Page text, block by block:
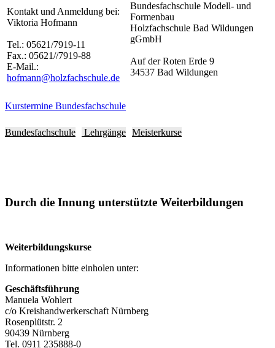
Kontakt und Anmeldung bei:
Viktoria Hofmann
Tel.: 05621/7919-11
Fax.: 05621//7919-88
E-Mail.:
hofmann@holzfachschule.de
Bundesfachschule Modell- und
Formenbau
Holzfachschule Bad Wildungen
gGmbH
Auf der Roten Erde 9
34537 Bad Wildungen
Kurstermine Bundesfachschule
Bundesfachschule Lehrgänge Meisterkurse
Durch die Innung unterstützte Weiterbildungen
Weiterbildungskurse
Informationen bitte einholen unter:
Geschäftsführung
Manuela Wohlert
c/o Kreishandwerkerschaft Nürnberg
Rosenplütstr. 2
90439 Nürnberg
Tel. 0911 235888-0